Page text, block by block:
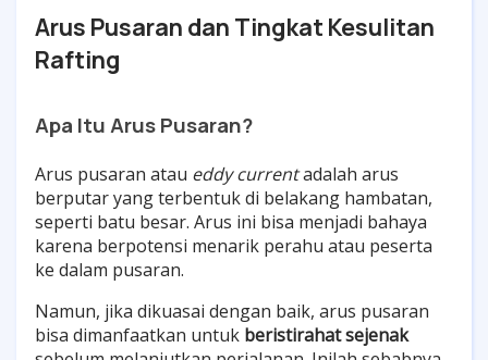
Arus Pusaran dan Tingkat Kesulitan
Rafting
Apa Itu Arus Pusaran?
Arus pusaran atau eddy currentadalah arus
berputar yang terbentuk di belakang hambatan,
seperti batu besar. Arus ini bisa menjadi bahaya
karena berpotensi menarik perahu atau peserta
ke dalam pusaran.
Namun, jika dikuasai dengan baik, arus pusaran
bisa dimanfaatkan untuk beristirahat sejenak